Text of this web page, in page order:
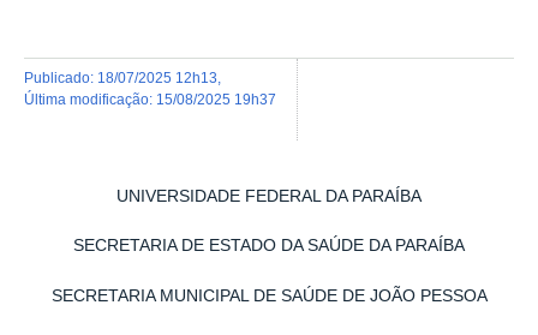
publicado: 18/07/2025 12h13
última modificação: 15/08/2025 19h37
UNIVERSIDADE FEDERAL DA PARAÍBA
SECRETARIA DE ESTADO DA SAÚDE DA PARAÍBA
SECRETARIA MUNICIPAL DE SAÚDE DE JOÃO PESSOA